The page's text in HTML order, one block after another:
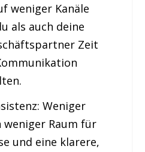
weniger Kanäle
als auch deine
Zeit
Weniger
weniger Raum für
und eine klarere,